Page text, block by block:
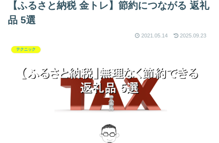
【ふるさと納税 金トレ】節約につながる 返礼
品 5選
2021.05.14 2025.09.23
テクニック